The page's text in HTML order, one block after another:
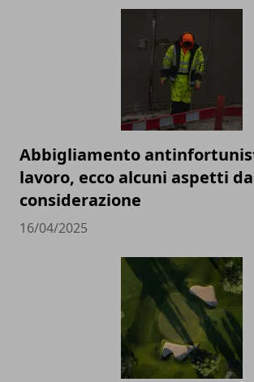
Abbigliamento
lavoro, ecco alcuni aspetti
considerazione
16/04/2025